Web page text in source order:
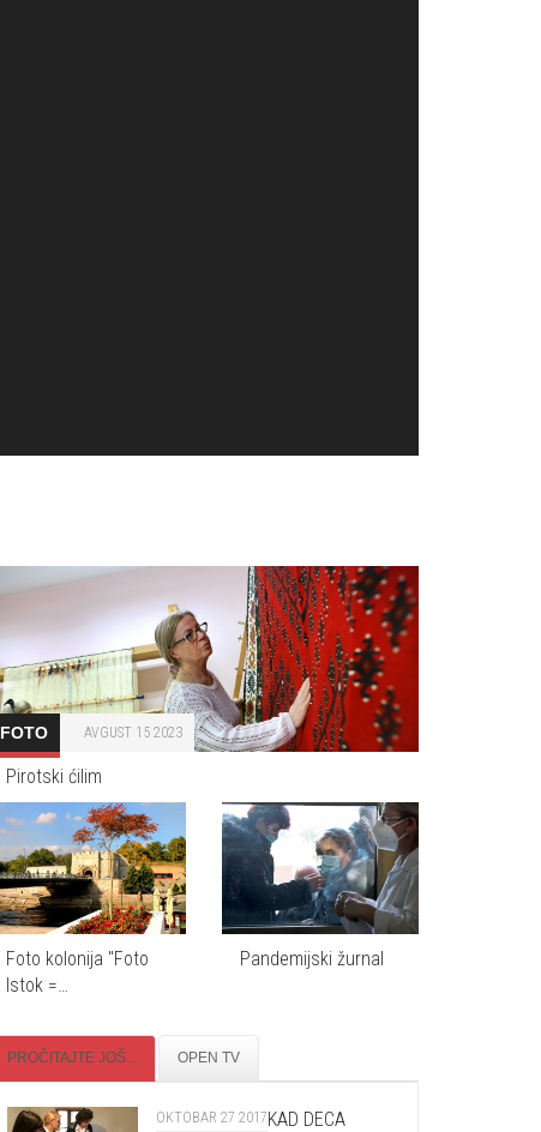
FOTO AVGUST 15 2023
Pirotski ćilim
Foto kolonija "Foto
Istok =…
Pandemijski žurnal
PROČITAJTE JOŠ... OPEN TV
OKTOBAR 27 2017KAD DECA